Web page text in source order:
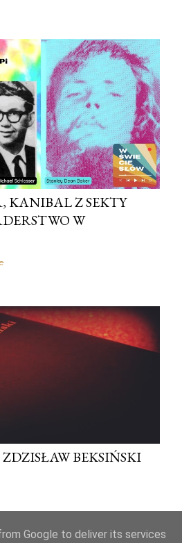
KANIBAL Z SEKTY
W
BEKSIŃSKI
Google to deliver its services